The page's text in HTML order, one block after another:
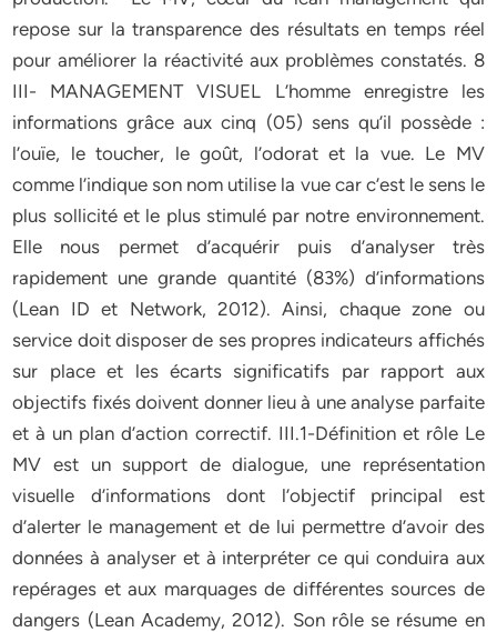
repose sur la transparence des résultats en temps réel
pour améliorer la réactivité aux problèmes constatés. 8
III- MANAGEMENT VISUEL L’homme enregistre les
informations grâce aux cinq (05) sens qu’il possède :
l’ouïe, le toucher, le goût, l’odorat et la vue. Le MV
comme l’indique son nom utilise la vue car c’est le sens le
plus sollicité et le plus stimulé par notre environnement.
Elle nous permet d’acquérir puis d’analyser très
rapidement une grande quantité (83%) d’informations
(Lean ID et Network, 2012). Ainsi, chaque zone ou
service doit disposer de ses propres indicateurs affichés
sur place et les écarts significatifs par rapport aux
objectifs fixés doivent donner lieu à une analyse parfaite
et à un plan d’action correctif. III.1-Définition et rôle Le
MV est un support de dialogue, une représentation
visuelle d’informations dont l’objectif principal est
d’alerter le management et de lui permettre d’avoir des
données à analyser et à interpréter ce qui conduira aux
repérages et aux marquages de différentes sources de
dangers (Lean Academy, 2012). Son rôle se résume en